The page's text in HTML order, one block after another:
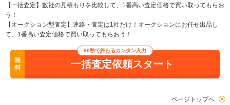
【一括査定】数社の見積もりを比較して、1番高い査定価格で買い取ってもらお
う！
【オークション型査定】連絡・査定は1社だけ！オークションにお任せ出品し
て、1番高い査定価格で買い取ってもらおう！
無
料
90秒で終わるカンタン入力
一括査定依頼スタート
ページトップへ